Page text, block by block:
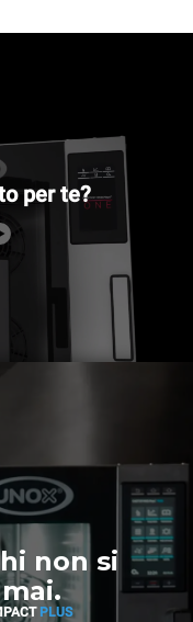
per te?
non si
PLUS